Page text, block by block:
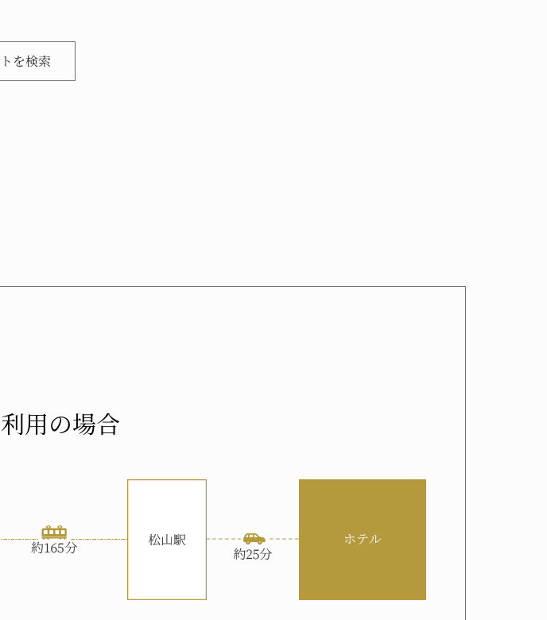
を検索
用の場合